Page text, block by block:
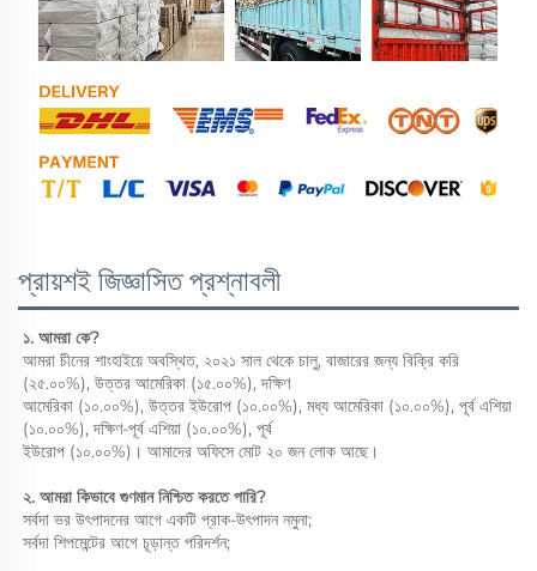
প্রায়শই জিজ্ঞাসিত প্রশ্নাবলী
১. আমরা কে?
আমরা চীনের শাংহাইয়ে অবস্থিত, ২০২১ সাল থেকে চালু, বাজারের জন্য বিক্রি করি
(২৫.০০%), উত্তর আমেরিকা (১৫.০০%), দক্ষিণ
আমেরিকা (১০.০০%), উত্তর ইউরোপ (১০.০০%), মধ্য আমেরিকা (১০.০০%), পূর্ব এশিয়া
(১০.০০%), দক্ষিণ-পূর্ব এশিয়া (১০.০০%), পূর্ব
ইউরোপ (১০.০০%)। আমাদের অফিসে মোট ২০ জন লোক আছে।
২. আমরা কিভাবে গুণমান নিশ্চিত করতে পারি?
সর্বদা ভর উৎপাদনের আগে একটি প্রাক-উৎপাদন নমুনা;
সর্বদা শিপমেন্টের আগে চূড়ান্ত পরিদর্শন;